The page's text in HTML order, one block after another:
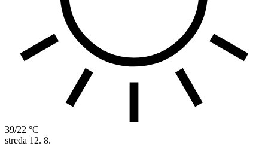
39/22 °C
streda 12. 8.